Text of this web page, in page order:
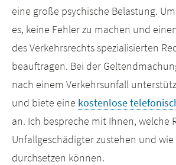
eine große psychische Belastung.
es, keine Fehler zu machen und
des Verkehrsrechts spezialisierten
beauftragen. Bei der
nach einem Verkehrsunfall
und biete eine kostenlose
an. Ich bespreche mit Ihnen, welche
Unfallgeschädigter zustehen und wie
durchsetzen können.